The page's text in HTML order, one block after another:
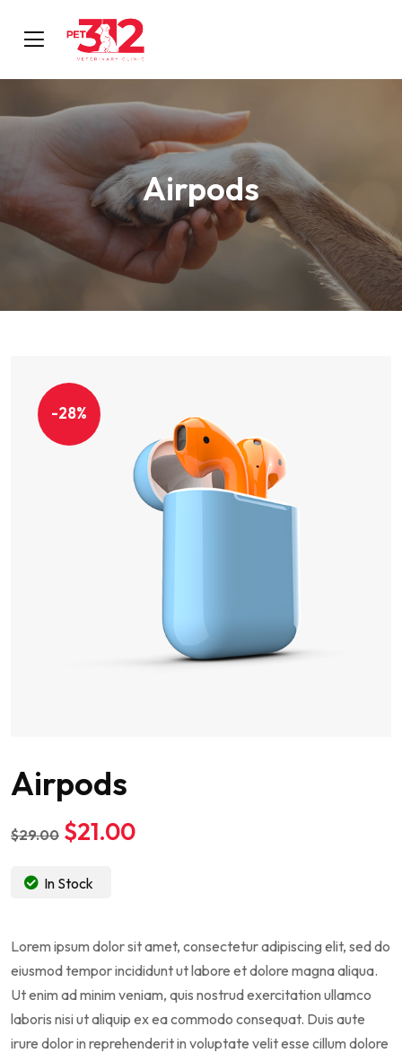
Airpods
-28%
Airpods
$29.00 $21.00
In Stock
Lorem ipsum dolor sit amet, consectetur adipiscing elit, sed do
eiusmod tempor incididunt ut labore et dolore magna aliqua.
Ut enim ad minim veniam, quis nostrud exercitation ullamco
laboris nisi ut aliquip ex ea commodo consequat. Duis aute
irure dolor in reprehenderit in voluptate velit esse cillum dolore